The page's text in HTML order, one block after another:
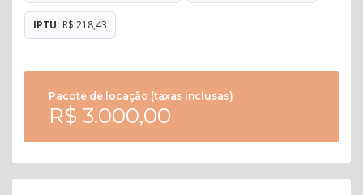
IPTU: R$ 218,43
Pacote de locação (taxas inclusas)
R$ 3.000,00